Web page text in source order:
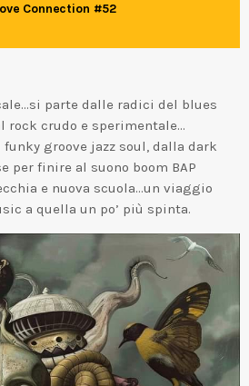
Connection #52
parte dalle radici del blues
rock crudo e sperimentale…
groove jazz soul, dalla dark
per finire al suono boom BAP
e nuova scuola…un viaggio
a quella un po’ più spinta.